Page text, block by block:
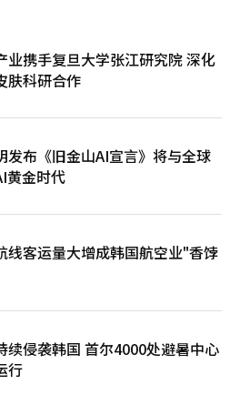
否会加入其律师团队时，朴性载
多”，这一回答也引起民主党议员哗
似的社会动荡局势，而民主党反驳
会了？” 11日下午，在首
会议上，国务总理韩德洙等内阁成员
道歉。【图片来源 韩联社】
业携手复旦大学张江研究院 深化
肤科研合作
发布《旧金山AI宣言》将与全球
黄金时代
线客运量大增成韩国航空业"香饽
续侵袭韩国 首尔4000处避暑中心
行